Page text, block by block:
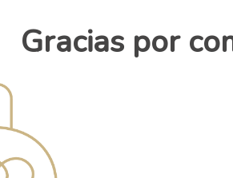
Gracias por